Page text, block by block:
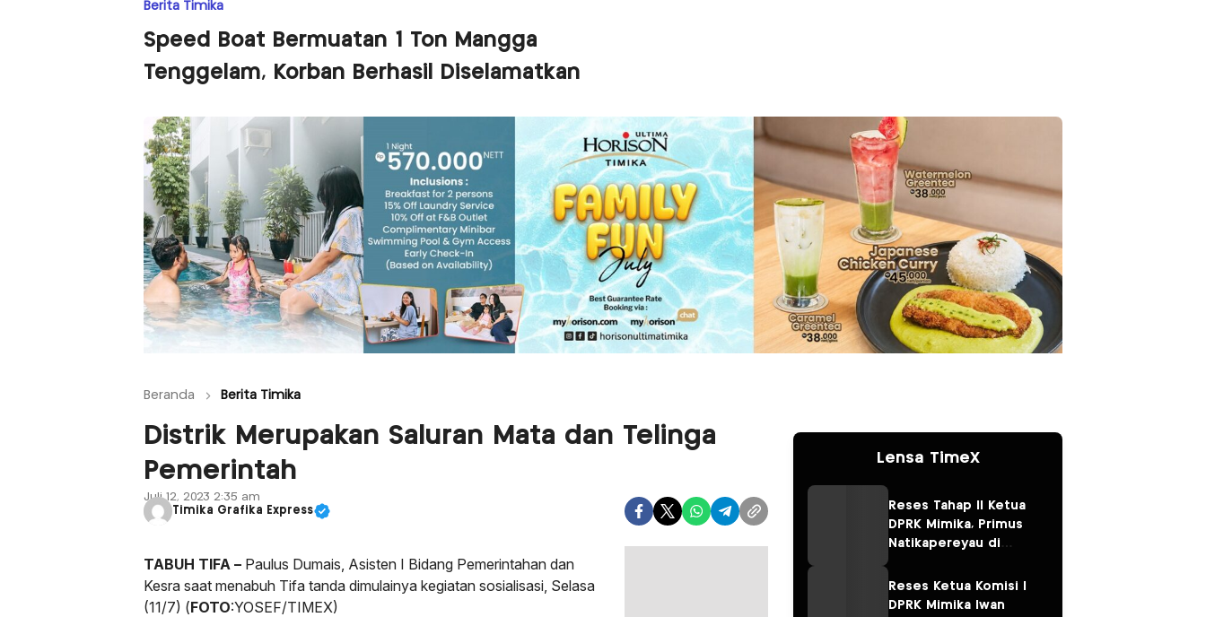
Berita Timika
Speed Boat Bermuatan 1 Ton Mangga
Tenggelam, Korban Berhasil Diselamatkan
Beranda Berita Timika
Distrik Merupakan Saluran Mata dan Telinga
Pemerintah
Juli 12, 2023 2:35 am
Timika Grafika Express
TABUH TIFA – Paulus Dumais, Asisten I Bidang Pemerintahan dan
Kesra saat menabuh Tifa tanda dimulainya kegiatan sosialisasi, Selasa
(11/7) (FOTO:YOSEF/TIMEX)
Lensa TimeX
Reses Tahap II Ketua
DPRK Mimika, Primus
Natikapereyau di
Pulau Karaka
Reses Ketua Komisi I
DPRK Mimika Iwan